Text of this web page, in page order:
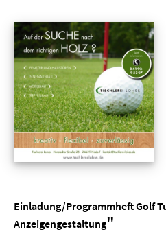
Einladung/Programmheft Golf
Anzeigengestaltung"